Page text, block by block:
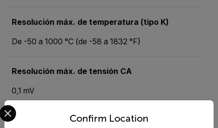
Resolución máx. de temperatura (tipo K)
De -50 a 1000 °C (de -58 a 1832 °F)
Resolución máx. de tensión CA
0,1 mV
RMS real Confirm Location
Select your preferred country and language from the